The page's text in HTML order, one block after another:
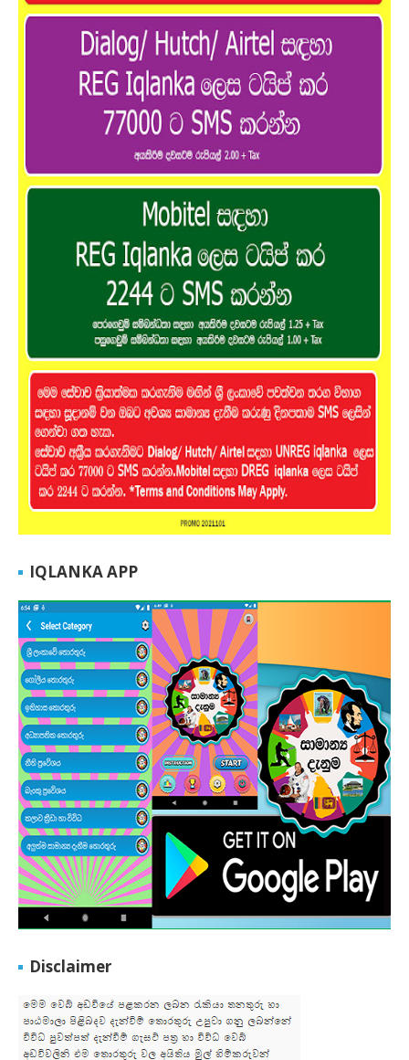
IQLANKA APP
Disclaimer